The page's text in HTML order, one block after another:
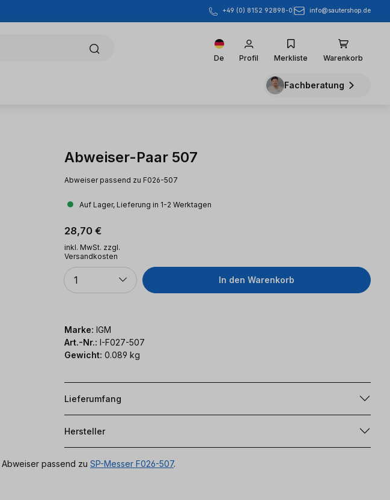
+49 (0) 8152 92898-0 info@sautershop.de
De Profil Merkliste Warenkorb
Fachberatung
Abweiser-Paar 507
Abweiser passend zu F026-507
Auf Lager, Lieferung in 1-2 Werktagen
Regulärer Preis:
28,70 €
inkl. MwSt. zzgl.
Versandkosten
Anzahl
1 In den Warenkorb
Marke: IGM
Art.-Nr.: I-F027-507
Gewicht: 0.089 kg
Lieferumfang
Hersteller
passend zu SP-Messer F026-507.